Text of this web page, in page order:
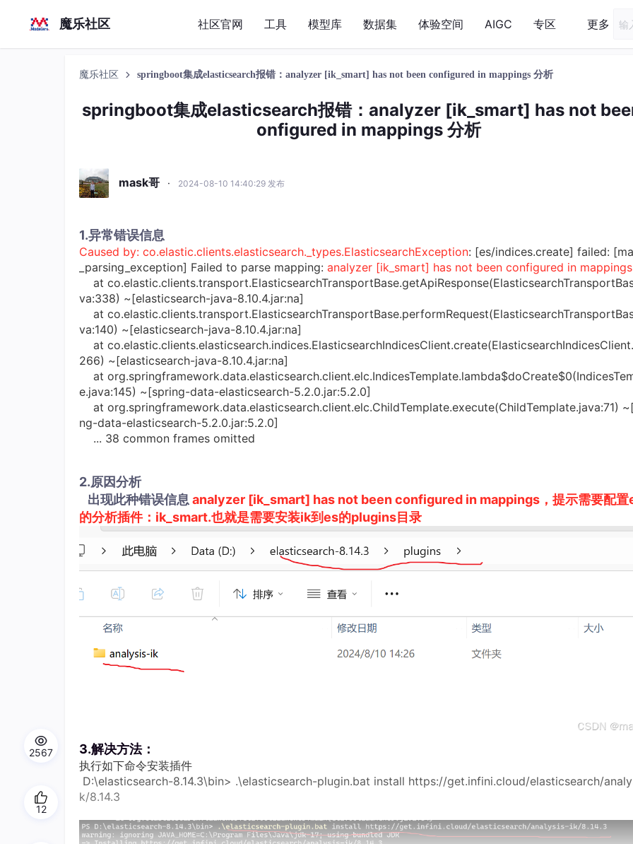
魔乐社区 社区官网 工具 模型库 数据集 体验空间 AIGC 专区 更多
魔乐社区 springboot集成elasticsearch报错：analyzer [ik_smart] has not been configured in mappings 分析
springboot集成elasticsearch报错：analyzer [ik_smart] has not
onfigured in mappings 分析
mask哥 · 2024-08-10 14:40:29 发布
1.异常错误信息
Caused by: co.elastic.clients.elasticsearch._types.ElasticsearchException: [es/indices.create] failed:
_parsing_exception] Failed to parse mapping: analyzer [ik_smart] has not been configured in mappings
at
va:338) ~[elasticsearch-java-8.10.4.jar:na]
at
va:140) ~[elasticsearch-java-8.10.4.jar:na]
at
266) ~[elasticsearch-java-8.10.4.jar:na]
at
e.java:145) ~[spring-data-elasticsearch-5.2.0.jar:5.2.0]
at org.springframework.data.elasticsearch.client.elc.ChildTemplate.execute(ChildTemplate.java:71)
ng-data-elasticsearch-5.2.0.jar:5.2.0]
... 38 common frames omitted
2.原因分析
出现此种错误信息 analyzer [ik_smart] has not been configured in mappings，提示需要配置
的分析插件：ik_smart.也就是需要安装ik到es的plugins目录
3.解决方法：
执行如下命令安装插件
D:\elasticsearch-8.14.3\bin> .\elasticsearch-plugin.bat install https://get.infini.cloud/elasticsearch/
k/8.14.3
2567
12